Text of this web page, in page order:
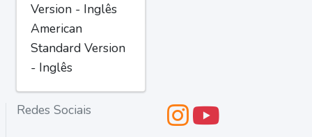
Version - Inglês
American
Standard Version
- Inglês
Redes Sociais